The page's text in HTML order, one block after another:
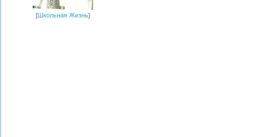
[Школьная Жизнь]